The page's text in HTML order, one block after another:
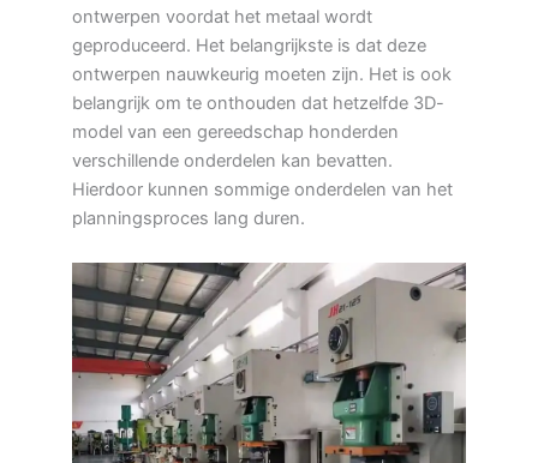
ontwerpen voordat het metaal wordt
geproduceerd. Het belangrijkste is dat deze
ontwerpen nauwkeurig moeten zijn. Het is ook
belangrijk om te onthouden dat hetzelfde 3D-
model van een gereedschap honderden
verschillende onderdelen kan bevatten.
Hierdoor kunnen sommige onderdelen van het
planningsproces lang duren.